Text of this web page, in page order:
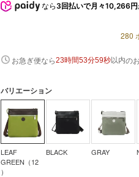
なら 3回払いで月々10,266円
280
お急ぎ便なら23時間53分58秒以内の
バリエーション
LEAF
GREEN（12
）
BLACK GRAY